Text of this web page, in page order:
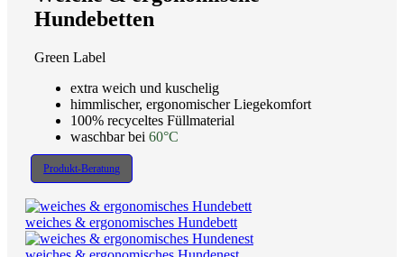
Hundebetten
Green Label
extra weich und kuschelig
himmlischer, ergonomischer Liegekomfort
100% recyceltes Füllmaterial
waschbar bei 60°C
Produkt-Beratung
weiches & ergonomisches Hundebett